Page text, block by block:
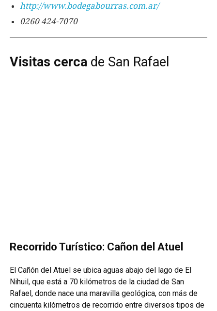
http://www.bodegabourras.com.ar/
0260 424-7070
Visitas cerca de San Rafael
Recorrido Turístico: Cañon del Atuel
El Cañón del Atuel se ubica aguas abajo del lago de El
Nihuil, que está a 70 kilómetros de la ciudad de San
Rafael, donde nace una maravilla geológica, con más de
cincuenta kilómetros de recorrido entre diversos tipos de